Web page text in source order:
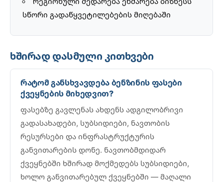
სწორი გადაწყვეტილებების მიღებაში
ხშირად დასმული კითხვები
რატომ განსხვავდება ბენზინის ფასები
ქვეყნების მიხედვით?
ფასებზე გავლენას ახდენს ადგილობრივი
გადასახადები, სუბსიდიები, ნავთობის
რესურსები და ინფრასტრუქტურის
განვითარების დონე. ნავთობმდიდარ
ქვეყნებში ხშირად მოქმედებს სუბსიდიები,
ხოლო განვითარებულ ქვეყნებში — მაღალი